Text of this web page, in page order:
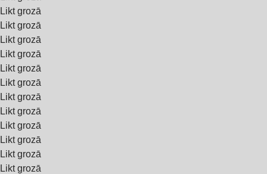
Likt grozā
Likt grozā
Likt grozā
Likt grozā
Likt grozā
Likt grozā
Likt grozā
Likt grozā
Likt grozā
Likt grozā
Likt grozā
Likt grozā